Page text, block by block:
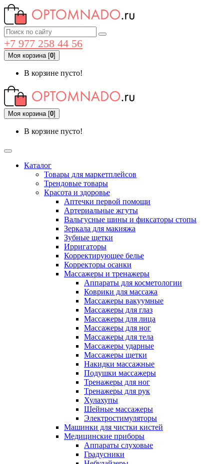
+7 977 258 44 56
Моя корзина[0]
В корзине пусто!
Моя корзина[0]
В корзине пусто!
Каталог
Товары для маркетплейсов
Трендовые товары
Красота и здоровье
Аптечки первой помощи
Артериальные жгуты
Вальгусные шины и фиксаторы стопы
Зеркала для макияжа
Зубные щетки
Ирригаторы
Корректирующее белье
Корректоры осанки
Массажеры и тренажеры
Аппараты для косметологии
Коврики для массажа
Массажеры вакуумные
Массажеры для глаз
Массажеры для лица
Массажеры для ног
Массажеры для тела
Массажеры ударные
Массажеры щетки
Накидки массажные
Подушки массажеры
Тренажеры для ног
Тренажеры для рук
Хулахупы
Шейные массажеры
Электростимуляторы
Машинки для чистки кистей
Медицинские приборы
Аппараты слуховые
Градусники